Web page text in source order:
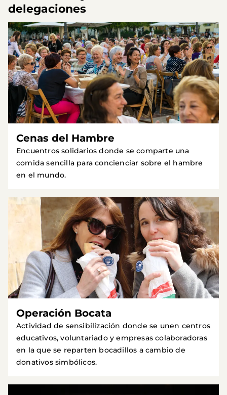
delegaciones
Cenas del Hambre
Encuentros solidarios donde se comparte una
comida sencilla para concienciar sobre el hambre
en el mundo.
Operación Bocata
Actividad de sensibilización donde se unen centros
educativos, voluntariado y empresas colaboradoras
en la que se reparten bocadillos a cambio de
donativos simbólicos.